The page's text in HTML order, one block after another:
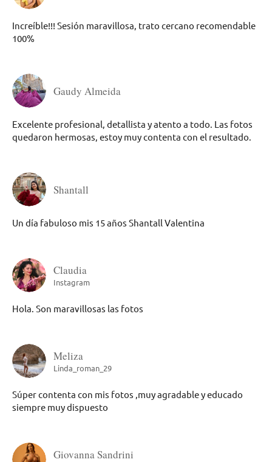
Increíble!!! Sesión maravillosa, trato cercano recomendable
100%
Gaudy Almeida
Excelente profesional, detallista y atento a todo. Las fotos
quedaron hermosas, estoy muy contenta con el resultado.
Shantall
Un día fabuloso mis 15 años Shantall Valentina
Claudia
Instagram
Hola. Son maravillosas las fotos
Meliza
Linda_roman_29
Súper contenta con mis fotos ,muy agradable y educado
siempre muy dispuesto
Giovanna Sandrini